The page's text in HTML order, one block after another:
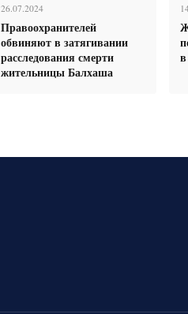
26.07.2024
Правоохранителей
обвиняют в затягивании
расследования смерти
жительницы Балхаша